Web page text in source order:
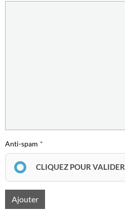
Anti-spam
CLIQUEZ POUR VALIDER
Ajouter